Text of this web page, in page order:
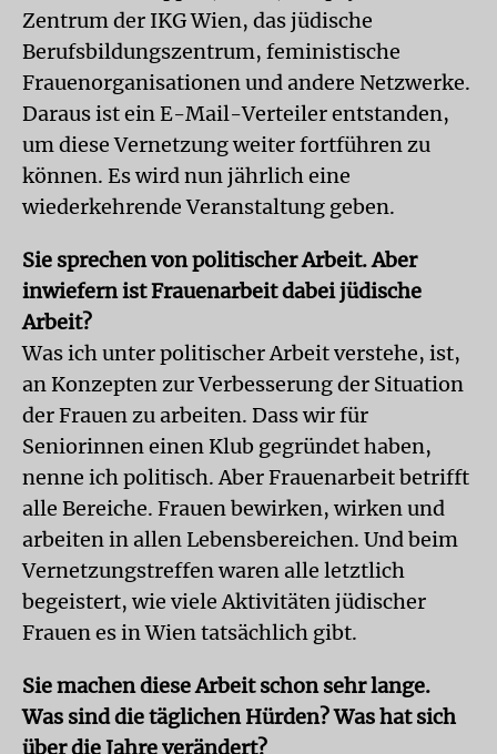
Zentrum der IKG Wien, das jüdische
Berufsbildungszentrum, feministische
Frauenorganisationen und andere Netzwerke.
Daraus ist ein E-Mail-Verteiler entstanden,
um diese Vernetzung weiter fortführen zu
können. Es wird nun jährlich eine
wiederkehrende Veranstaltung geben.
Sie sprechen von politischer Arbeit. Aber
inwiefern ist Frauenarbeit dabei jüdische
Arbeit?
Was ich unter politischer Arbeit verstehe, ist,
an Konzepten zur Verbesserung der Situation
der Frauen zu arbeiten. Dass wir für
Seniorinnen einen Klub gegründet haben,
nenne ich politisch. Aber Frauenarbeit betrifft
alle Bereiche. Frauen bewirken, wirken und
arbeiten in allen Lebensbereichen. Und beim
Vernetzungstreffen waren alle letztlich
begeistert, wie viele Aktivitäten jüdischer
Frauen es in Wien tatsächlich gibt.
Sie machen diese Arbeit schon sehr lange.
Was sind die täglichen Hürden? Was hat sich
über die Jahre verändert?